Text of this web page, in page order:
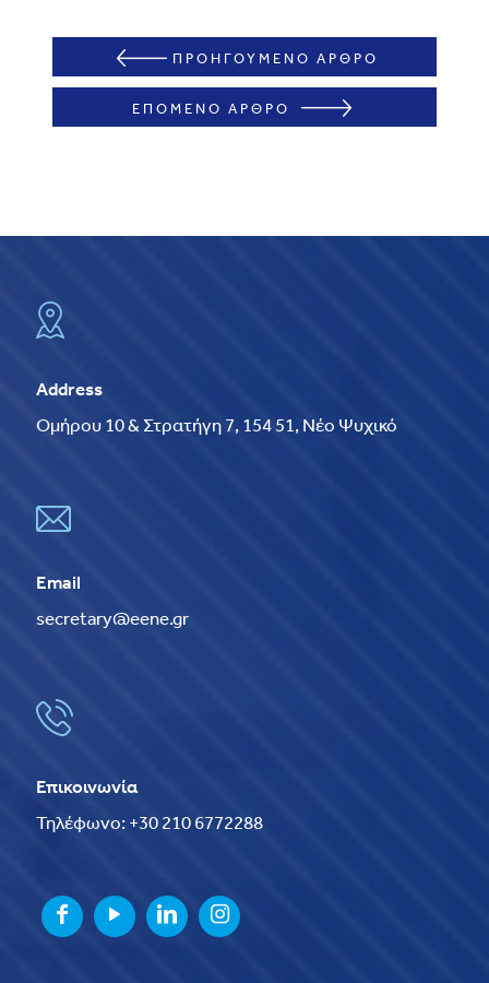
ΠΡΟΗΓΟΥΜΕΝΟ ΑΡΘΡΟ
ΕΠΟΜΕΝΟ ΑΡΘΡΟ
Address
Ομήρου 10 & Στρατήγη 7, 154 51, Νέο Ψυχικό
Email
secretary@eene.gr
Επικοινωνία
Τηλέφωνο: +30 210 6772288